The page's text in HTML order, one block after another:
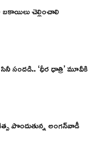
చెల్లించాలి
సందడి.. ‘ధీర ధాత్రి’ మూవీకి
పొందుతున్న అంగన్‌వాడీ